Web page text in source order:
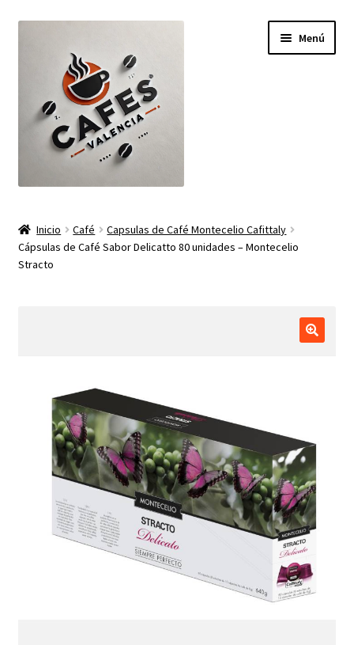
navegación
contenido
Menú
Carrito
Términos y condiciones
Tienda
Nuevo inicio
Inicio Café
Capsulas de Café Montecelio Cafittaly
Cápsulas de Café Sabor Delicatto 80 unidades – Montecelio
Stracto